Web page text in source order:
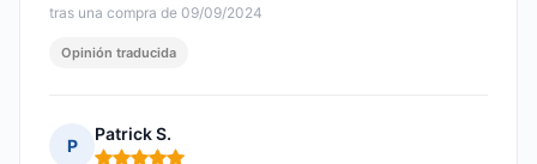
tras una compra de 09/09/2024
Opinión traducida
P
Patrick S.